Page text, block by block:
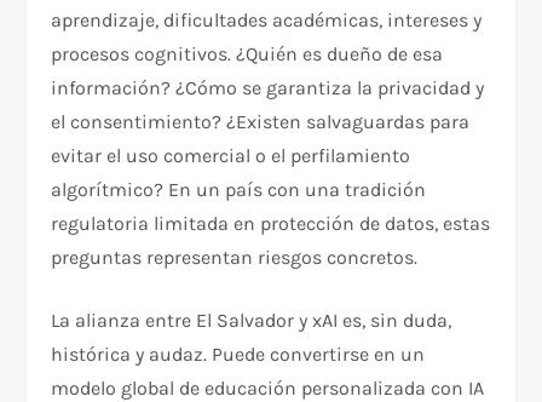
aprendizaje, dificultades académicas, intereses y
procesos cognitivos. ¿Quién es dueño de esa
información? ¿Cómo se garantiza la privacidad y
el consentimiento? ¿Existen salvaguardas para
evitar el uso comercial o el perfilamiento
algorítmico? En un país con una tradición
regulatoria limitada en protección de datos, estas
preguntas representan riesgos concretos.
La alianza entre El Salvador y xAI es, sin duda,
histórica y audaz. Puede convertirse en un
modelo global de educación personalizada con IA